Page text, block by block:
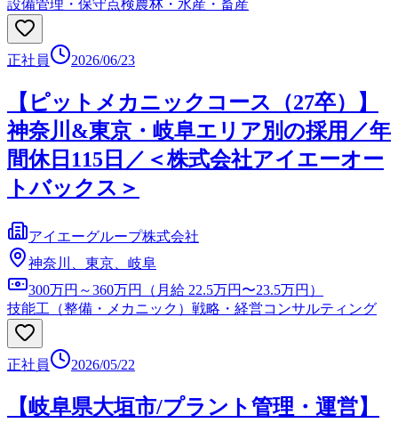
設備管理・保守点検農林・水産・畜産
正社員 2026/06/23
【ピットメカニックコース（27卒）】
神奈川&東京・岐阜エリア別の採用／年
間休日115日／＜株式会社アイエーオー
トバックス＞
アイエーグループ株式会社
神奈川、東京、岐阜
300万円～360万円（月給 22.5万円〜23.5万円）
技能工（整備・メカニック） 戦略・経営コンサルティング
正社員 2026/05/22
【岐阜県大垣市/プラント管理・運営】